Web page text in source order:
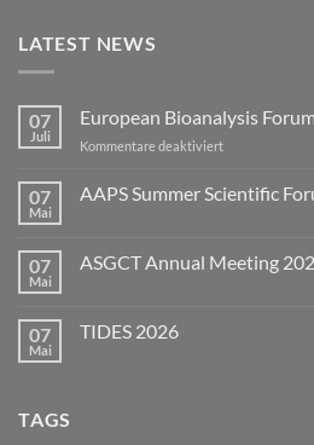
LATEST NEWS
07
Juli
European Bioanalysis
Kommentare deaktiviertfür
Bioanalysis
Forum
07
Mai
AAPS Summer Scientific
AAPS
2026
07
Mai
ASGCT Annual Meeting
ASGCT
07
Mai
TIDES 2026
TAGS